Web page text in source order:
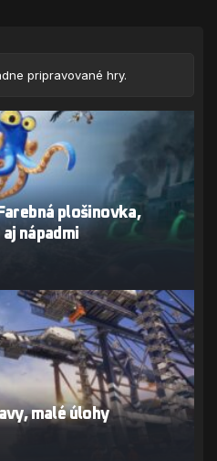
pripravované hry.
plošinovka,
nápadmi
malé úlohy